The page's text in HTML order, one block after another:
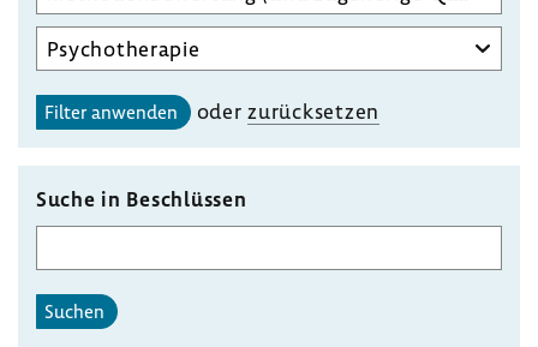
auswählen
Aufgabenbereich
des
gewählten
Unterausschusses
auswählen
Filter anwenden oderzurück­setzen
Suche in Beschlüssen
Suchen